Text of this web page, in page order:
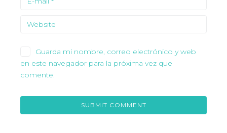
Guarda mi nombre, correo electrónico y web
en este navegador para la próxima vez que
comente.